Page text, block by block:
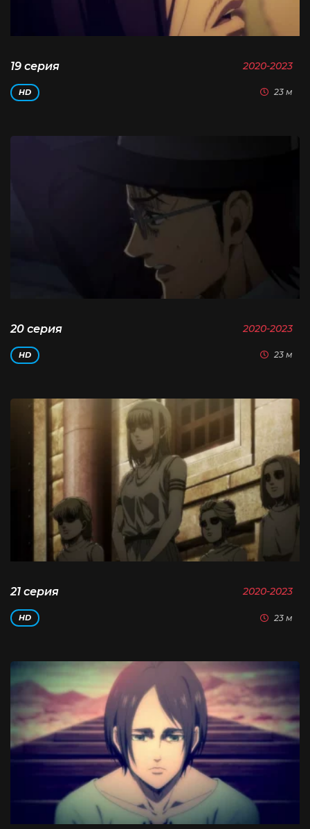
19 серия 2020-2023
HD 23 м
20 серия 2020-2023
HD 23 м
21 серия 2020-2023
HD 23 м